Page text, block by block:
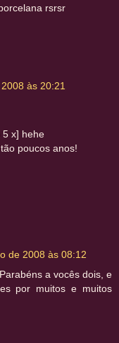
rsrsr
às 20:21
5 x] hehe
poucos anos!
de 2008 às 08:12
a vocês dois, e
por muitos e muitos